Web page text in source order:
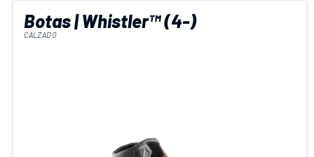
Botas | Whistler™ (4-)
CALZADO